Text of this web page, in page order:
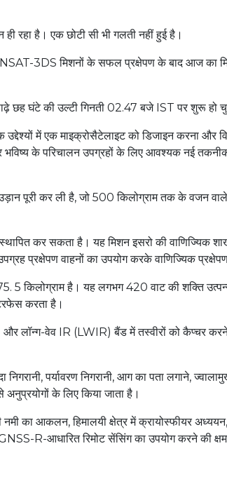
रहा है। एक छोटी सी भी गलती नहीं हुई है।
3DS मिशनों के सफल प्रक्षेपण के बाद आज का
छह घंटे की उल्टी गिनती 02.47 बजे IST पर शुरू हो
में एक माइक्रोसैटेलाइट को डिजाइन करना और
के परिचालन उपग्रहों के लिए आवश्यक नई
पूरी कर ली है, जो 500 किलोग्राम तक के वजन
कर सकता है। यह मिशन इसरो की वाणिज्यिक
प्रक्षेपण वाहनों का उपयोग करके वाणिज्यिक
5 किलोग्राम है। यह लगभग 420 वाट की शक्ति
करता है।
लॉन्ग-वेव IR (LWIR) बैंड में तस्वीरों को कैप्चर
​​पर्यावरण निगरानी, ​​आग का पता लगाने,
के लिए किया जाता है।
का आकलन, हिमालयी क्षेत्र में क्रायोस्फीयर
R-आधारित रिमोट सेंसिंग का उपयोग करने की